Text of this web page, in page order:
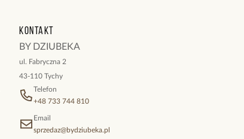
Kontakt
BY DZIUBEKA
ul. Fabryczna 2
43-110 Tychy
Telefon
+48 733 744 810
Email
sprzedaz@bydziubeka.pl